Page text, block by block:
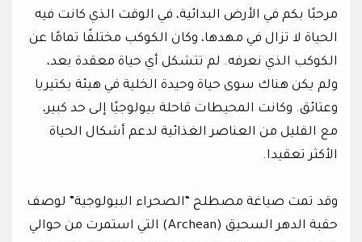
مرحبًا بكم في الأرض البدائية، في الوقت الذي كانت فيه
الحياة لا تزال في مهدها، وكان الكوكب مختلفًا تمامًا عن
الكوكب الذي نعرفه. لم تتشكل أي حياة معقدة بعد،
ولم يكن هناك سوى حياة وحيدة الخلية في هيئة بكتيريا
وعتائق. وكانت المحيطات قاحلة بيولوجيًا إلى حد كبير،
مع القليل من العناصر الغذائية لدعم أشكال الحياة
الأكثر تعقيدا.
وقد تمت صياغة مصطلح “الصحراء البيولوجية” لوصف
حقبة الدهر السحيق (Archean) التي استمرت من حوالي